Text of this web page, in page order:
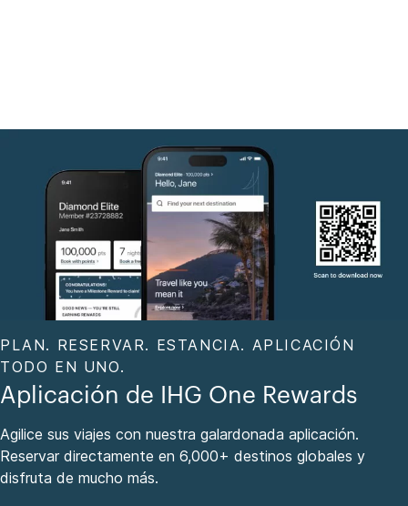
PLAN. RESERVAR. ESTANCIA. APLICACIÓN
TODO EN UNO.
Aplicación de IHG One Rewards
Agilice sus viajes con nuestra galardonada aplicación.
Reservar directamente en 6,000+ destinos globales y
disfruta de mucho más.